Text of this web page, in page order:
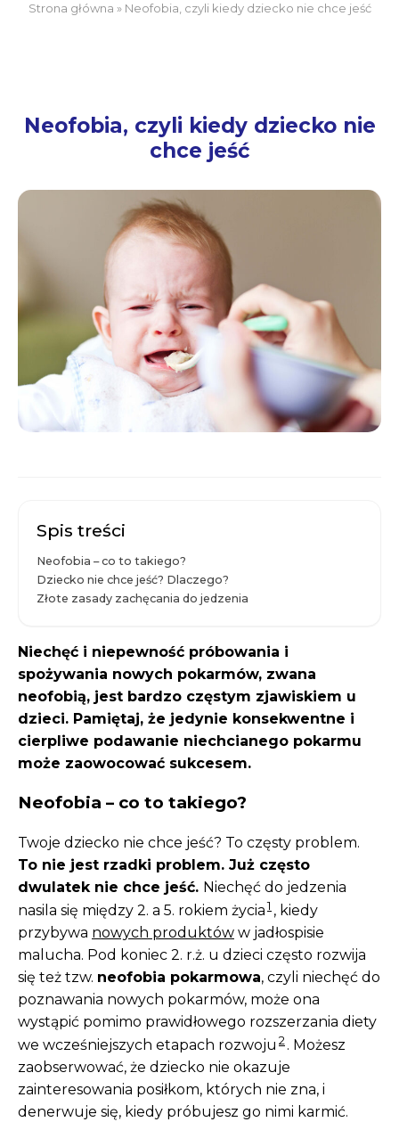
Strona główna » Neofobia, czyli kiedy dziecko nie chce jeść
Neofobia, czyli kiedy dziecko nie
chce jeść
Spis treści
Neofobia – co to takiego?
Dziecko nie chce jeść? Dlaczego?
Złote zasady zachęcania do jedzenia
Niechęć i niepewność próbowania i
spożywania nowych pokarmów, zwana
neofobią, jest bardzo częstym zjawiskiem u
dzieci. Pamiętaj, że jedynie konsekwentne i
cierpliwe podawanie niechcianego pokarmu
może zaowocować sukcesem.
Neofobia – co to takiego?
Twoje dziecko nie chce jeść? To częsty problem.
To nie jest rzadki problem. Już często
dwulatek nie chce jeść. Niechęć do jedzenia
nasila się między 2. a 5. rokiem życia1 , kiedy
przybywa nowych produktów w jadłospisie
malucha. Pod koniec 2. r.ż. u dzieci często rozwija
się też tzw. neofobia pokarmowa, czyli niechęć do
poznawania nowych pokarmów, może ona
wystąpić pomimo prawidłowego rozszerzania diety
we wcześniejszych etapach rozwoju 2 . Możesz
zaobserwować, że dziecko nie okazuje
zainteresowania posiłkom, których nie zna, i
denerwuje się, kiedy próbujesz go nimi karmić.